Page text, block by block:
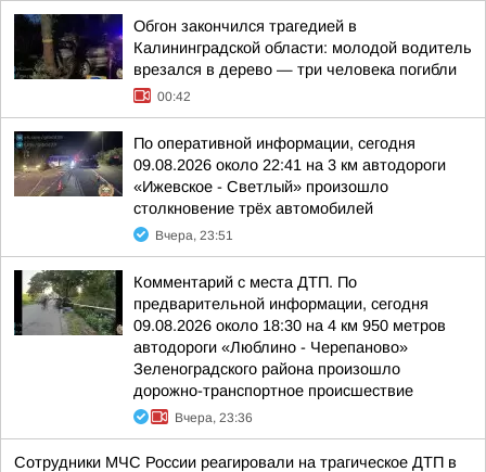
Обгон закончился трагедией в
Калининградской области: молодой водитель
врезался в дерево — три человека погибли
00:42
По оперативной информации, сегодня
09.08.2026 около 22:41 на 3 км автодороги
«Ижевское - Светлый» произошло
столкновение трёх автомобилей
Вчера, 23:51
Комментарий с места ДТП. По
предварительной информации, сегодня
09.08.2026 около 18:30 на 4 км 950 метров
автодороги «Люблино - Черепаново»
Зеленоградского района произошло
дорожно-транспортное происшествие
Вчера, 23:36
Сотрудники МЧС России реагировали на трагическое ДТП в